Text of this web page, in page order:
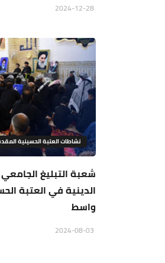
نشاطات العتبة الحسينية
شعبة التبليغ
الدينية في العتبة
واسط